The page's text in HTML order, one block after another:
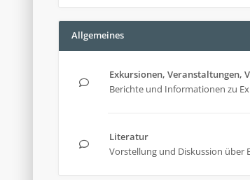
Allgemeines
Exkursionen, Veranstaltungen,
Berichte und Informationen zu
Literatur
Vorstellung und Diskussion